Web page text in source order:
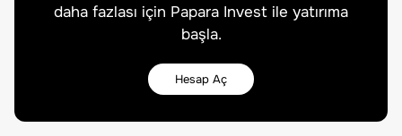
daha fazlası için Papara Invest ile yatırıma
başla.
Hesap Aç